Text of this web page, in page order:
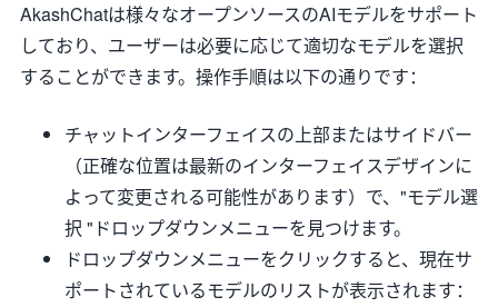
AkashChatは様々なオープンソースのAIモデルをサポート
しており、ユーザーは必要に応じて適切なモデルを選択
することができます。操作手順は以下の通りです：
チャットインターフェイスの上部またはサイドバー
（正確な位置は最新のインターフェイスデザインに
よって変更される可能性があります）で、"モデル選
択 "ドロップダウンメニューを見つけます。
ドロップダウンメニューをクリックすると、現在サ
ポートされているモデルのリストが表示されます：